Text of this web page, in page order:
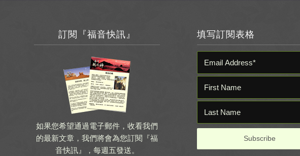
訂閱『福音快訊』
如果您希望通過電子郵件，收看我們
的最新文章，我們將會為您訂閱『福
音快訊』，每週五發送。
填写訂閱表格